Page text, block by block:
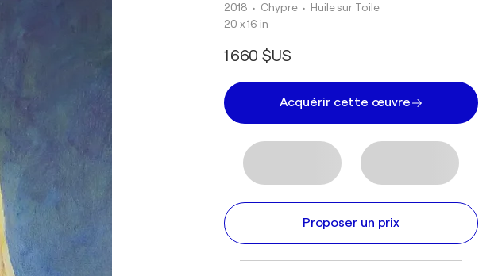
2018 • Chypre • Huile sur Toile
20 x 16 in
1 660 $US
Acquérir cette œuvre
Proposer un prix